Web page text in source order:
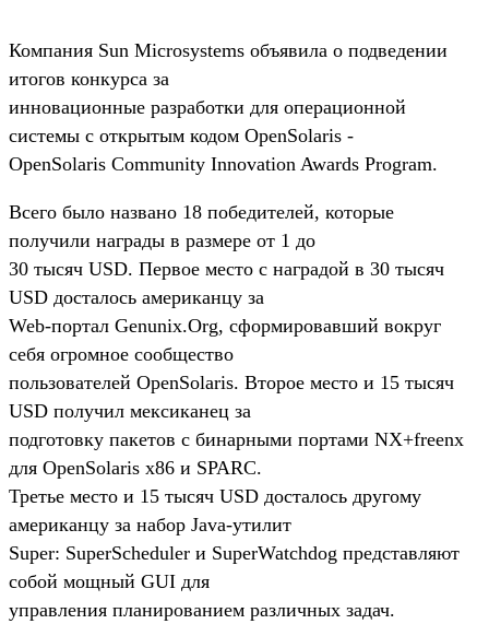
Компания Sun Microsystems объявила о подведении
итогов конкурса за
инновационные разработки для операционной
системы с открытым кодом OpenSolaris -
OpenSolaris Community Innovation Awards Program.
Всего было названо 18 победителей, которые
получили награды в размере от 1 до
30 тысяч USD. Первое место с наградой в 30 тысяч
USD досталось американцу за
Web-портал Genunix.Org, сформировавший вокруг
себя огромное сообщество
пользователей OpenSolaris. Второе место и 15 тысяч
USD получил мексиканец за
подготовку пакетов с бинарными портами NX+freenx
для OpenSolaris x86 и SPARC.
Третье место и 15 тысяч USD досталось другому
американцу за набор Java-утилит
Super: SuperScheduler и SuperWatchdog представляют
собой мощный GUI для
управления планированием различных задач.